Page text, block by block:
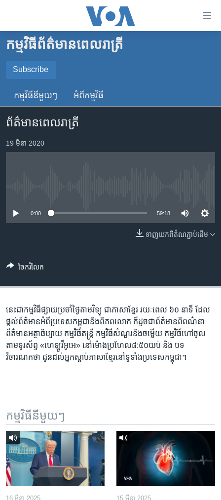
គេហទំព័រ​
ទាក់ទង
រំលង​
ទំព័រ​
ព័ត៌មាន​​
តែ​
ម្តង
រចនា
ចូល​
ស្វែង​
កម្ពុជា
អន្តរជាតិ
ចិន
ហេឡូវីអូអេ
កម្ពុជាច្នៃប្រតិដ្ឋ
កម្មវិធីទាំងអស់
បណ្តាញ​សង្គម
ភាសា
កម្មវិធី​ព័ត៌មាន​ពេលរាត្រី
Subscribe
SUBSCRIBE
YouTube Music
កម្មវិធី​នីមួយៗ អំពី​កម្មវិធី​
ព័ត៌មានពេលរាត្រី
19 មីនា 2020
0:00 59:18
ទាញ​យក​ពី​តំណភ្ជាប់​ដើម
ចែករំលែក
នេះ​ជា​កម្ម​វិធី​ផ្សាយ​ប្រចាំ​ថ្ងៃ​តាម​វិទ្យុ ​ជាភាសា​ខ្មែរ​ រយៈ​ពេល​ ៦០​ នាទី ដែល​
ផ្តល់​ព័ត៌មាន​អំពី​ប្រទេស​កម្ពុជា​និង​ពិភព​លោក ​ក៏ដូច​ជា​ព័ត៌មាន​ពិពណ៌នា
ព័ត៌មាន​អត្ថាធិប្បាយ​ កម្ម​វិធី​តន្ត្រី ​កម្មវិធី​​សំណួរ​និង​ចម្លើយ​ កម្ម​វិធី​ហៅ​ចូល​
តាម​ទូរ​ស័ព្ទ «ហេឡូវីអូអេ» នៅ​ម៉ោង​​ប្រហែល​៨:៥០​យប់ ​និង បទ​
វិចារណកថា​ ជូន​ដល់​អ្នក​ស្តាប់​ភាសា​ខ្មែរ​នៅ​ទូទាំង​ប្រទេស​កម្ពុជា។
កម្មវិធី​នីមួយៗ
16 មីនា 2025 15 មីនា 2025